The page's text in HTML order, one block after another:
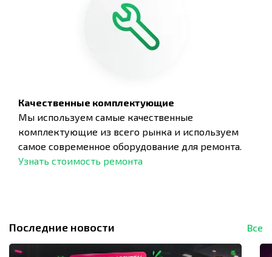
Качественные комплектующие
Мы используем самые качественные
комплектующие из всего рынка и используем
самое современное оборудование для ремонта.
Узнать стоимость ремонта
Последние новости Все